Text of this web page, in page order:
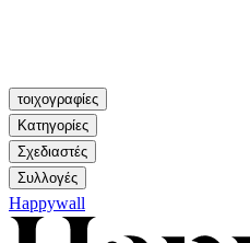
τοιχογραφίες
Κατηγορίες
Σχεδιαστές
Συλλογές
Happywall